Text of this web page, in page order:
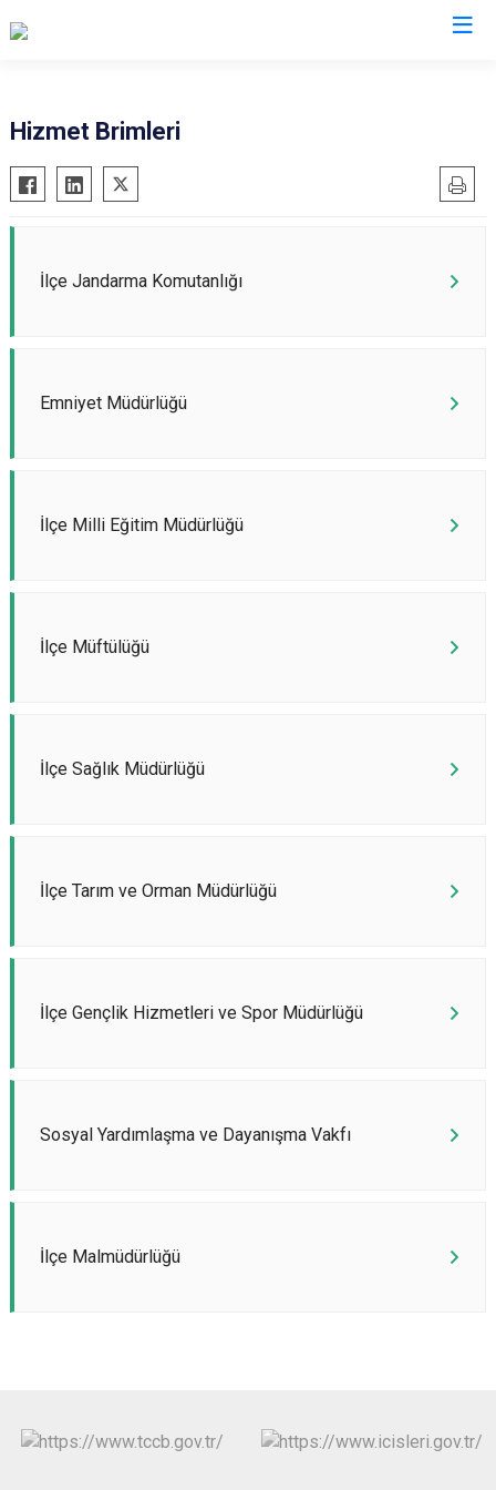
Araban
İslahiye
Oğuzeli
Şehitkamil
Hizmet Brimleri
İlçe Jandarma Komutanlığı
Emniyet Müdürlüğü
İlçe Milli Eğitim Müdürlüğü
İlçe Müftülüğü
İlçe Sağlık Müdürlüğü
İlçe Tarım ve Orman Müdürlüğü
İlçe Gençlik Hizmetleri ve Spor Müdürlüğü
Sosyal Yardımlaşma ve Dayanışma Vakfı
İlçe Malmüdürlüğü